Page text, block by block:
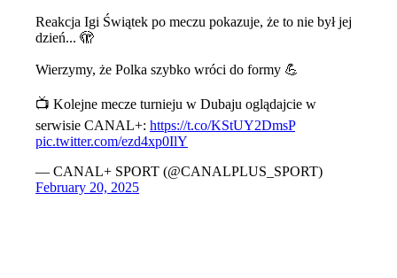
Reakcja Igi Świątek po meczu pokazuje, że to nie był jej
dzień... 🫣
Wierzymy, że Polka szybko wróci do formy 💪
📺 Kolejne mecze turnieju w Dubaju oglądajcie w
serwisie CANAL+: https://t.co/KStUY2DmsP
pic.twitter.com/ezd4xp0IlY
— CANAL+ SPORT (@CANALPLUS_SPORT)
February 20, 2025